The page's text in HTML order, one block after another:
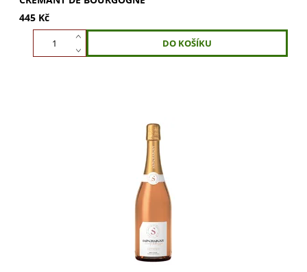
445 Kč
Catharsis Brut Rosé Sainchargny, jiskrná růžová barva,
vůně jahod a malin. Svěží růžové víno s plným tělem a
šťavnatou ovocností. Objevte dokonalou...